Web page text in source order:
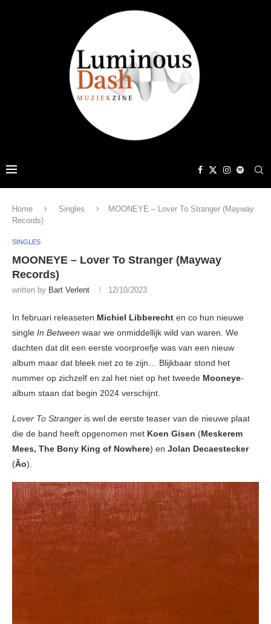
Home Singles
MOONEYE – Lover To Stranger (Mayway
Records)
SINGLES
MOONEYE – Lover To Stranger (Mayway
Records)
written by Bart Verlent 12/10/2023
In februari releaseten Michiel Libberecht en co hun nieuwe
single In Between waar we onmiddellijk wild van waren. We
dachten dat dit een eerste voorproefje was van een nieuw
album maar dat bleek niet zo te zijn… Blijkbaar stond het
nummer op zichzelf en zal het niet op het tweede Mooneye-
album staan dat begin 2024 verschijnt.
Lover To Stranger is wel de eerste teaser van de nieuwe plaat
die de band heeft opgenomen met Koen Gisen (Meskerem
Mees, The Bony King of Nowhere) en Jolan Decaestecker
(Ão).